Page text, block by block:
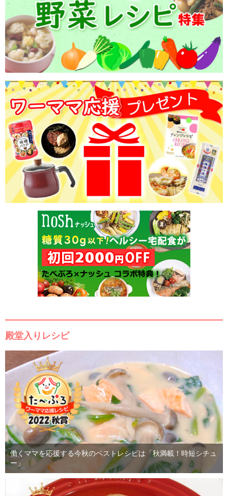
殿堂入りレシピ
働くママを応援する今秋のベストレシピは「秋満載！時短シチュ
ー」